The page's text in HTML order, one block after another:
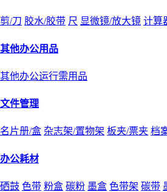
剪/刀 胶水/胶带 尺 显微镜/放大镜 计算
其他办公用品
其他办公运行需用品
文件管理
名片册/盒 杂志架/置物架 板夹/票夹 档
办公耗材
硒鼓 色带 粉盒 碳粉 墨盒 色带架 碳带